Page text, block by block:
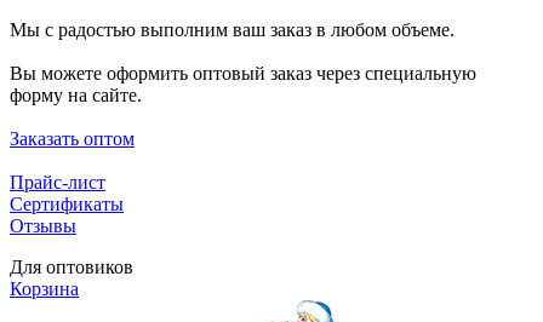
Мы с радостью выполним ваш заказ в любом объеме.
Вы можете оформить оптовый заказ через специальную
форму на сайте.
Заказать оптом
Прайс-лист
Сертификаты
Отзывы
Для оптовиков
Корзина